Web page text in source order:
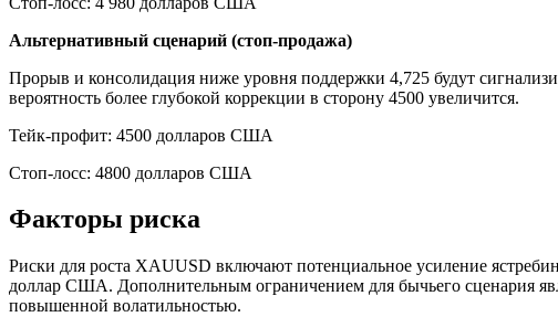
Альтернативный сценарий (стоп-продажа)
Прорыв и консолидация ниже уровня поддержки 4,725 будут
вероятность более глубокой коррекции в сторону 4500 увеличится.
Тейк-профит: 4500 долларов США
Стоп-лосс: 4800 долларов США
Факторы риска
Риски для роста XAUUSD включают потенциальное усиление
доллар США. Дополнительным ограничением для бычьего сценария
повышенной волатильностью.